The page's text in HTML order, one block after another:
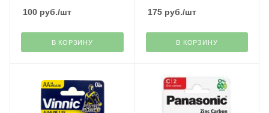
100 руб./шт
В КОРЗИНУ
175руб./шт
В КОРЗИНУ